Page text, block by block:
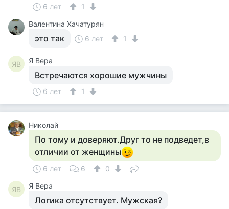
6 лет
1
Валентина Хачатурян
это так 6 лет 1
ЯВ Я Вера
Встречаются хорошие мужчины
6 лет 1
Николай
По тому и доверяют.Друг то не подведет,в
отличии от женщины
6 лет 6 0
ЯВ Я Вера
Логика отсутствует. Мужская?